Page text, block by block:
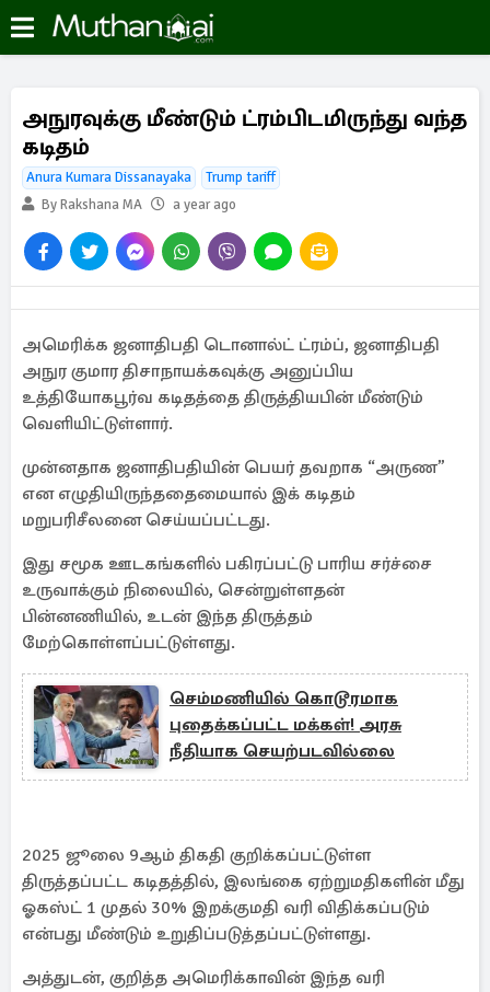
அநுரவுக்கு மீண்டும் ட்ரம்பிடமிருந்து வந்த
கடிதம்
Anura Kumara Dissanayaka
Trump tariff
By Rakshana MA
a year ago
அமெரிக்க ஜனாதிபதி டொனால்ட் ட்ரம்ப், ஜனாதிபதி
அநுர குமார திசாநாயக்கவுக்கு அனுப்பிய
உத்தியோகபூர்வ கடிதத்தை திருத்தியபின் மீண்டும்
வெளியிட்டுள்ளார்.
முன்னதாக ஜனாதிபதியின் பெயர் தவறாக “அருண”
என எழுதியிருந்ததைமையால் இக் கடிதம்
மறுபரிசீலனை செய்யப்பட்டது.
இது சமூக ஊடகங்களில் பகிரப்பட்டு பாரிய சர்ச்சை
உருவாக்கும் நிலையில், சென்றுள்ளதன்
பின்னணியில், உடன் இந்த திருத்தம்
மேற்கொள்ளப்பட்டுள்ளது.
செம்மணியில் கொடூரமாக
புதைக்கப்பட்ட மக்கள்! அரசு
நீதியாக செயற்படவில்லை
2025 ஜூலை 9ஆம் திகதி குறிக்கப்பட்டுள்ள
திருத்தப்பட்ட கடிதத்தில், இலங்கை ஏற்றுமதிகளின் மீது
ஓகஸ்ட் 1 முதல் 30% இறக்குமதி வரி விதிக்கப்படும்
என்பது மீண்டும் உறுதிப்படுத்தப்பட்டுள்ளது.
அத்துடன், குறித்த அமெரிக்காவின் இந்த வரி